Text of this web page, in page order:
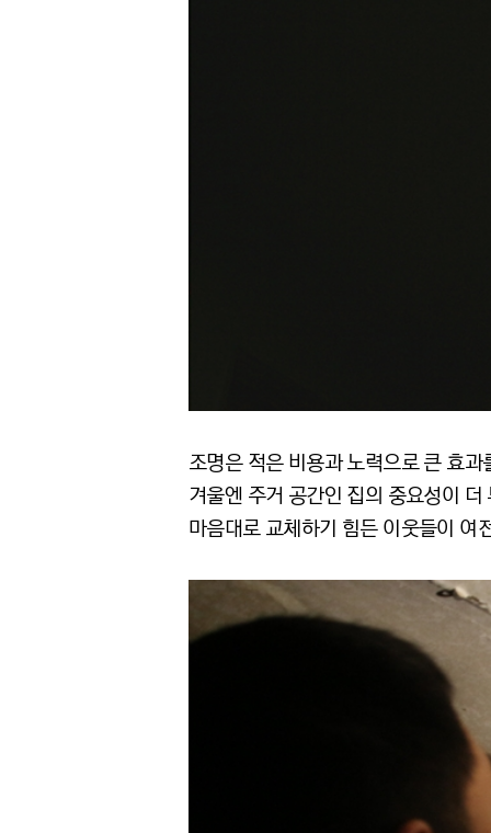
조명은 적은 비용과 노력으로 큰 효과
겨울엔 주거 공간인 집의 중요성이 더
마음대로 교체하기 힘든 이웃들이 여